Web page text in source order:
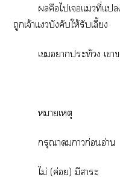
คือไเแที่แ
ถูกเจ้าแวบังคับให้รับเลี้ยง
เาประท้วง เา
หมายเหตุ
กรุณาาก่อนอ่าน
ไม่ (ค่อย) มีาะ